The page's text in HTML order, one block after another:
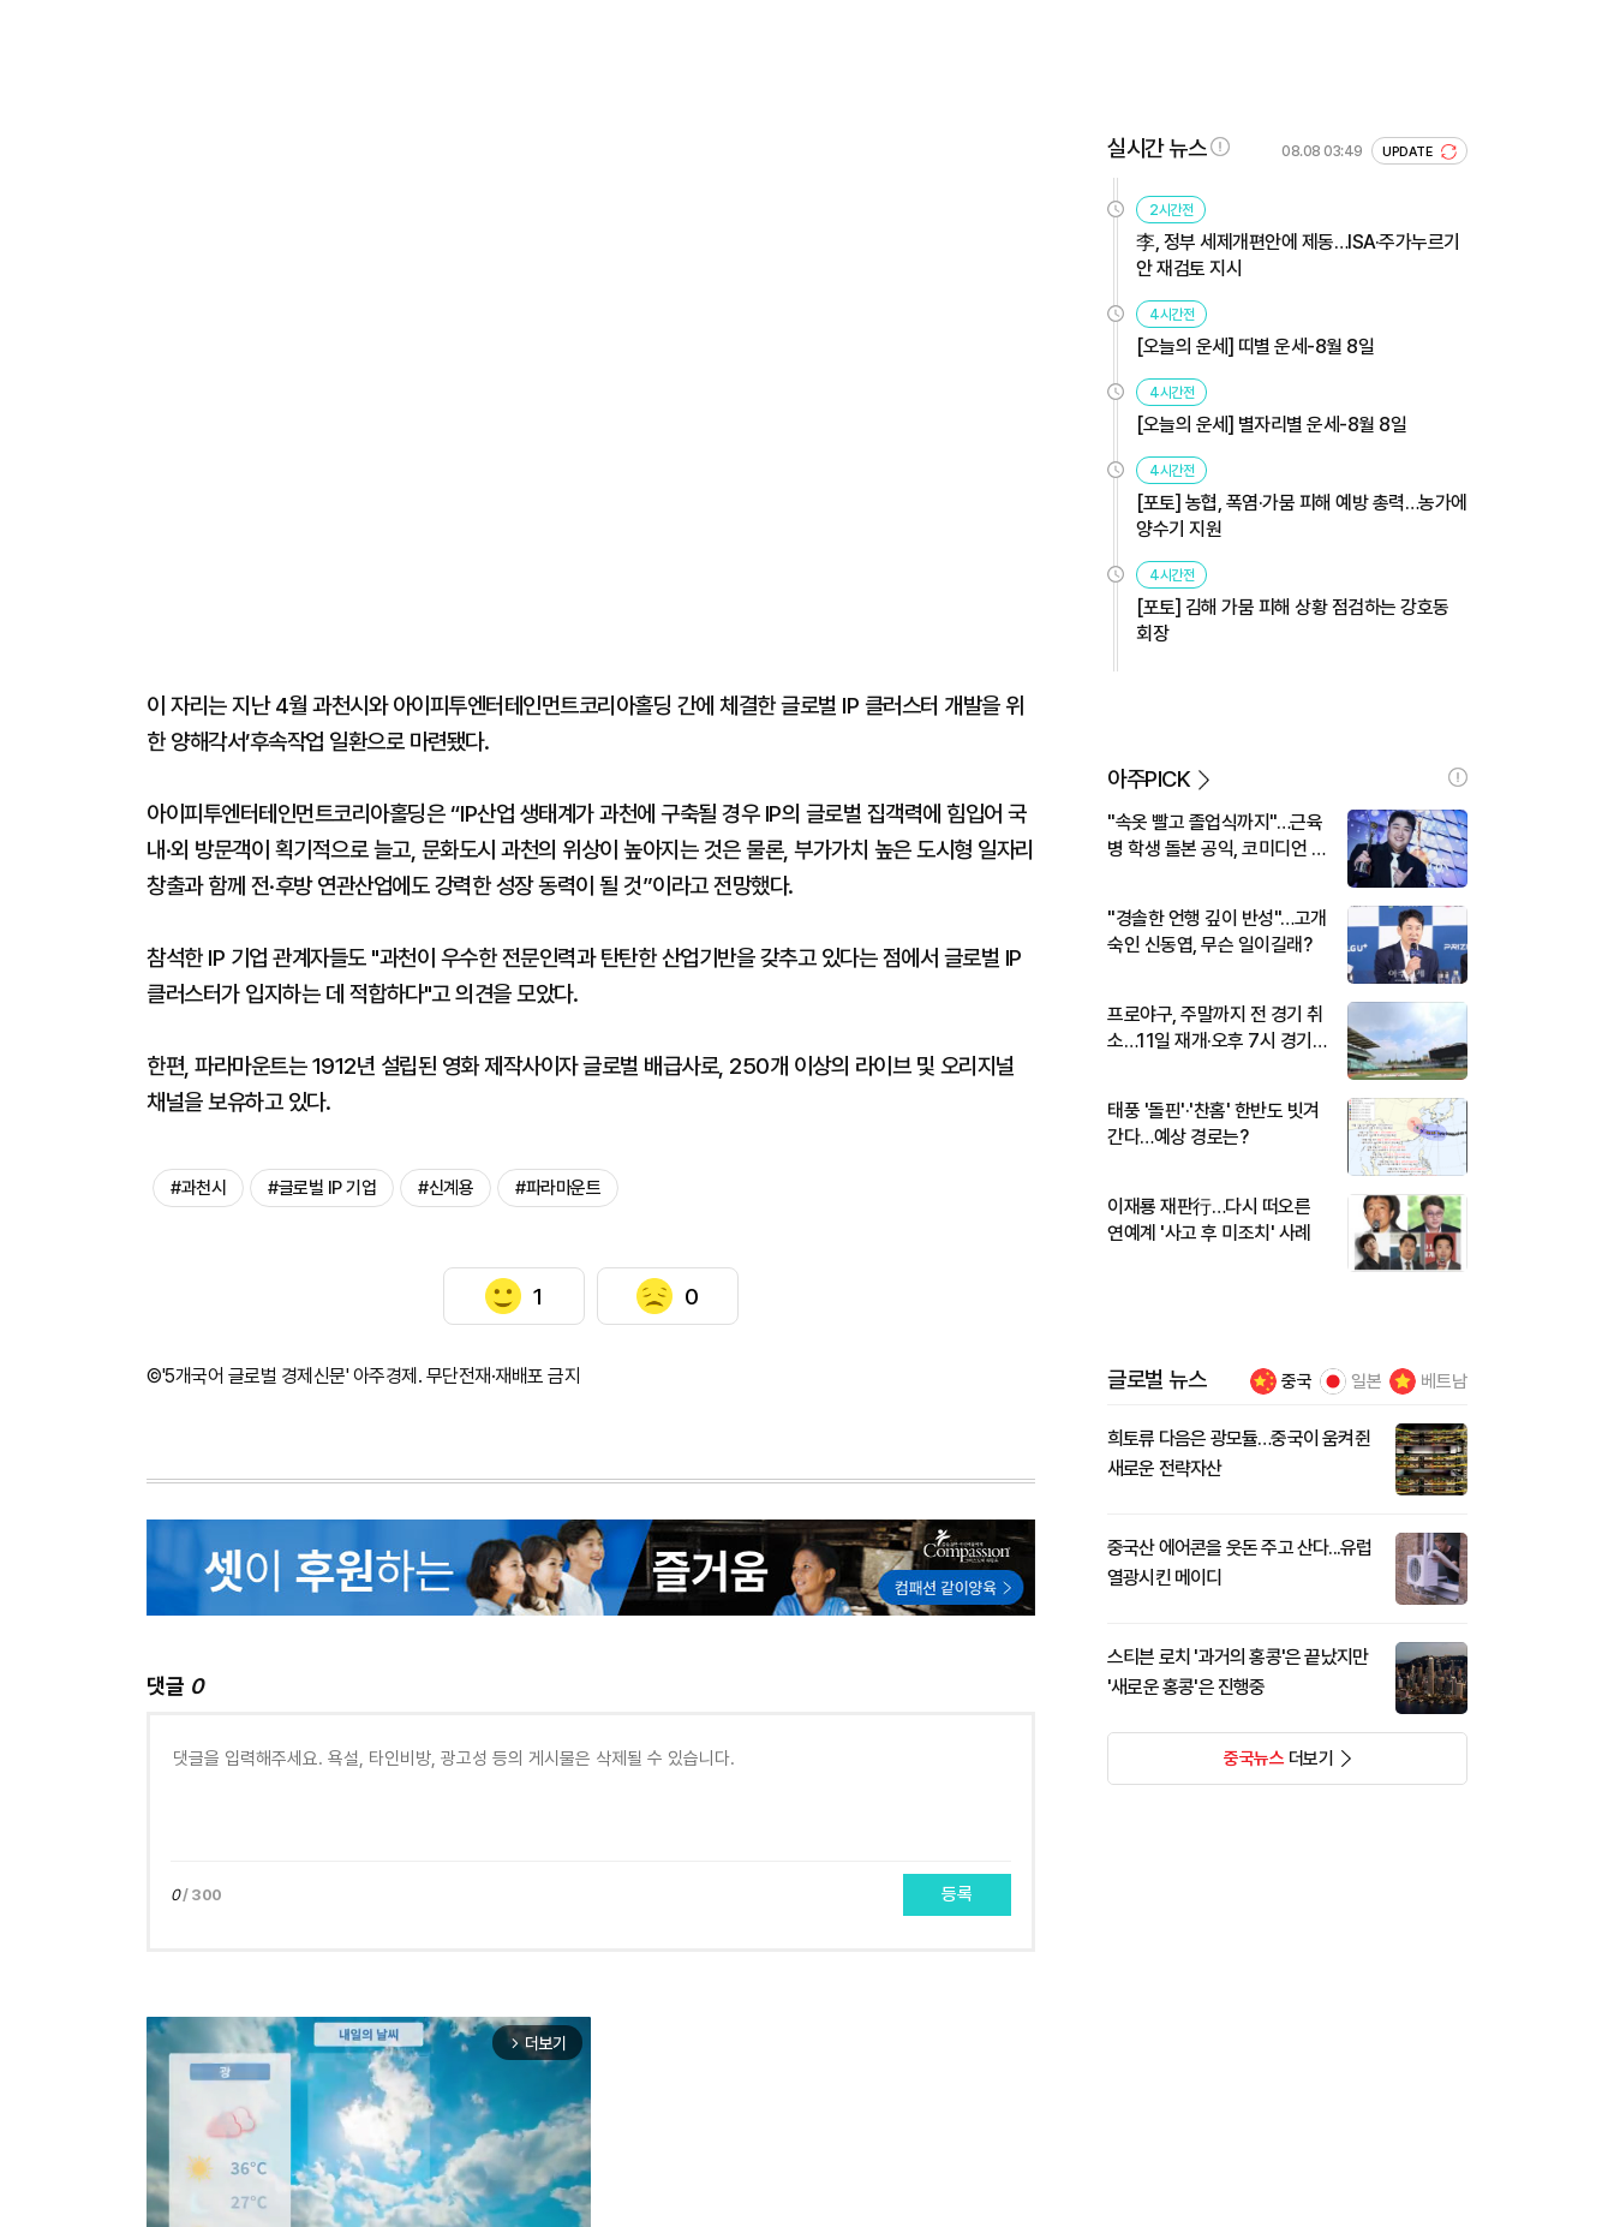
이 자리는 지난 4월 과천시와 아이피투엔터테인먼트코리아홀딩 간에 체결한 글로벌 IP 클러스터 개발을 위
한 양해각서’후속작업 일환으로 마련됐다.
아이피투엔터테인먼트코리아홀딩은 “IP산업 생태계가 과천에 구축될 경우 IP의 글로벌 집객력에 힘입어 국
내·외 방문객이 획기적으로 늘고, 문화도시 과천의 위상이 높아지는 것은 물론, 부가가치 높은 도시형 일자리
창출과 함께 전·후방 연관산업에도 강력한 성장 동력이 될 것”이라고 전망했다.
참석한 IP 기업 관계자들도 "과천이 우수한 전문인력과 탄탄한 산업기반을 갖추고 있다는 점에서 글로벌 IP
클러스터가 입지하는 데 적합하다"고 의견을 모았다.
한편, 파라마운트는 1912년 설립된 영화 제작사이자 글로벌 배급사로, 250개 이상의 라이브 및 오리지널
채널을 보유하고 있다.
#과천시 #글로벌 IP 기업 #신계용 #파라마운트
1 0
©'5개국어 글로벌 경제신문' 아주경제. 무단전재·재배포 금지
댓글 0
0/ 300 등록
arrow_forward_ios 더보기
실시간 뉴스 08.08 03:49 UPDATE
2시간전
李, 정부 세제개편안에 제동…ISA·주가누르기
안 재검토 지시
4시간전
[오늘의 운세] 띠별 운세-8월 8일
4시간전
[오늘의 운세] 별자리별 운세-8월 8일
4시간전
[포토] 농협, 폭염·가뭄 피해 예방 총력…농가에
양수기 지원
4시간전
[포토] 김해 가뭄 피해 상황 점검하는 강호동
회장
아주PICK
"속옷 빨고 졸업식까지"…근육
병 학생 돌본 공익, 코미디언 김
"경솔한 언행 깊이 반성"…고개
숙인 신동엽, 무슨 일이길래?
프로야구, 주말까지 전 경기 취
소…11일 재개·오후 7시 경기
태풍 '돌핀'·'찬홈' 한반도 빗겨
간다…예상 경로는?
이재룡 재판行…다시 떠오른
연예계 '사고 후 미조치' 사례
글로벌 뉴스 중국 일본 베트남
희토류 다음은 광모듈…중국이 움켜쥔
새로운 전략자산
중국산 에어콘을 웃돈 주고 산다...유럽
열광시킨 메이디
스티븐 로치 '과거의 홍콩'은 끝났지만
'새로운 홍콩'은 진행중
중국뉴스더보기